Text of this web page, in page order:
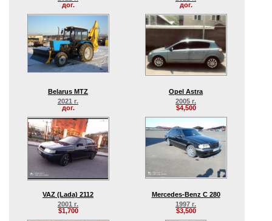
дог.
дог.
Belarus MTZ
2021 г.
дог.
Opel Astra
2005 г.
$4,500
VAZ (Lada) 2112
2001 г.
$1,700
Mercedes-Benz C 280
1997 г.
$3,500